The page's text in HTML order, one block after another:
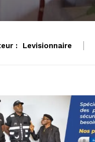
: Levisionnaire